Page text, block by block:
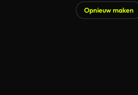
Opnieuw maken